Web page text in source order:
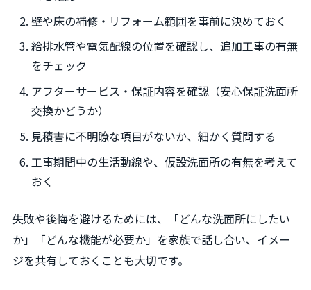
壁や床の補修・リフォーム範囲を事前に決めておく
給排水管や電気配線の位置を確認し、追加工事の有無
をチェック
アフターサービス・保証内容を確認（安心保証洗面所
交換かどうか）
見積書に不明瞭な項目がないか、細かく質問する
工事期間中の生活動線や、仮設洗面所の有無を考えて
おく
失敗や後悔を避けるためには、「どんな洗面所にしたい
か」「どんな機能が必要か」を家族で話し合い、イメー
ジを共有しておくことも大切です。